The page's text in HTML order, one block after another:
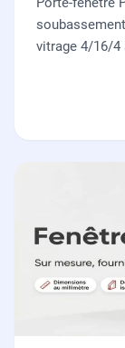
vitrage 4/16/4